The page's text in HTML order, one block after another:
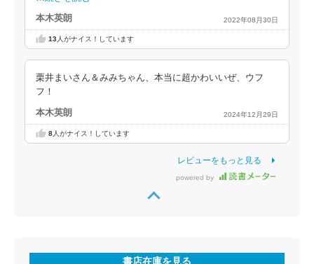
本木英朗 2022年08月30日
13人がナイス！しています
栗井まいさん＆みみちゃん、本当に超かわいいぜ、ウフ
フ！
本木英朗 2024年12月29日
8人がナイス！しています
レビューをもっと見る
powered by
書店在庫を見る